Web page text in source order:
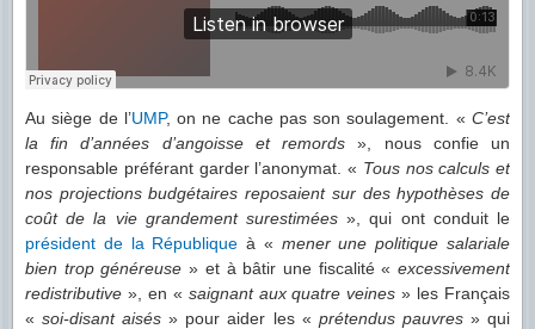
Au siège de l’UMP, on ne cache pas son soulagement. «C’est
la fin d’années d’angoisse et remords », nous confie un
responsable préférant garder l’anonymat. « Tous nos calculs et
nos projections budgétaires reposaient sur des hypothèses de
coût de la vie grandement surestimées », qui ont conduit le
président de la République à « mener une politique salariale
bien trop généreuse» et à bâtir une fiscalité «excessivement
redistributive », en « saignant aux quatre veines » les Français
«soi-disant aisés » pour aider les « prétendus pauvres» qui